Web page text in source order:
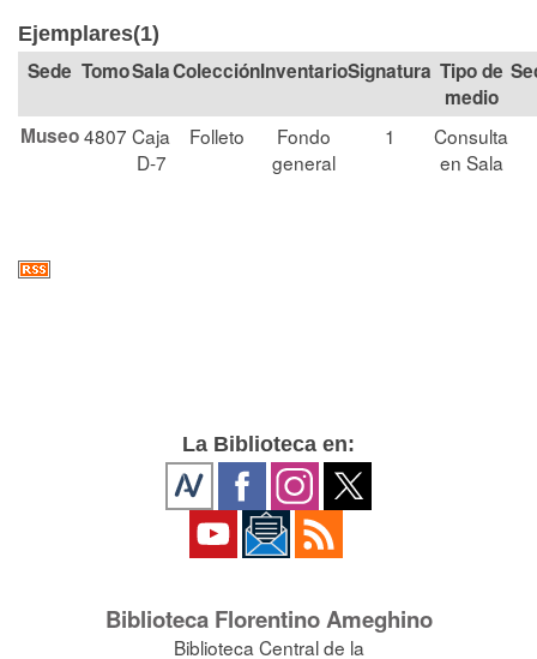
Ejemplares(1)
TomoSalaColección Signatura Tipo de
medio
Museo4807 Caja
D-7
Folleto
Fondo
general
1
Consulta
en Sala
La Biblioteca en:
Biblioteca Florentino Ameghino
Biblioteca Central de la